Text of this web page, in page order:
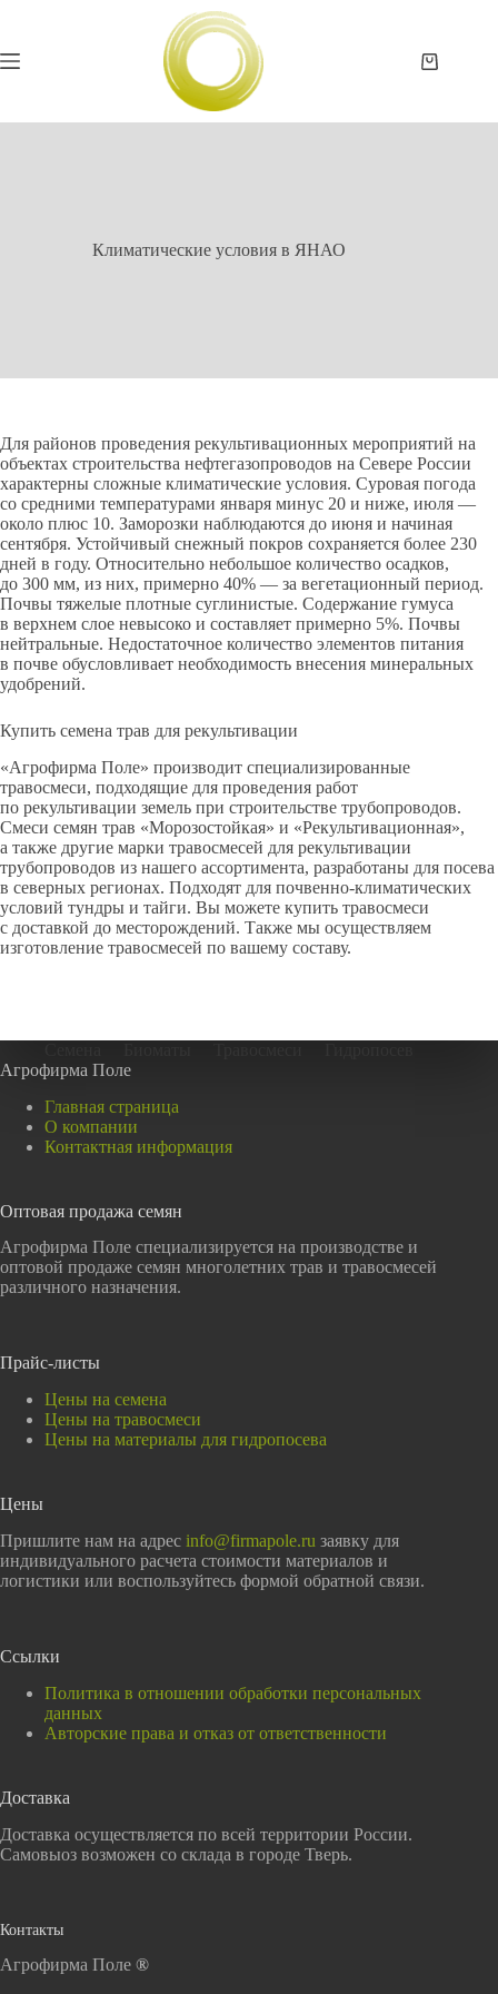
Корзина
Климатические условия в ЯНАО
Для районов проведения рекультивационных мероприятий на
объектах строительства нефтегазопроводов на Севере России
характерны сложные климатические условия. Суровая погода
со средними температурами января минус 20 и ниже, июля —
около плюс 10. Заморозки наблюдаются до июня и начиная
сентября. Устойчивый снежный покров сохраняется более 230
дней в году. Относительно небольшое количество осадков,
до 300 мм, из них, примерно 40% — за вегетационный период.
Почвы тяжелые плотные суглинистые. Содержание гумуса
в верхнем слое невысоко и составляет примерно 5%. Почвы
нейтральные. Недостаточное количество элементов питания
в почве обусловливает необходимость внесения минеральных
удобрений.
Купить семена трав для рекультивации
«Агрофирма Поле» производит специализированные
травосмеси, подходящие для проведения работ
по рекультивации земель при строительстве трубопроводов.
Смеси семян трав «Морозостойкая» и «Рекультивационная»,
а также другие марки травосмесей для рекультивации
трубопроводов из нашего ассортимента, разработаны для посева
в северных регионах. Подходят для почвенно-климатических
условий тундры и тайги. Вы можете купить травосмеси
с доставкой до месторождений. Также мы осуществляем
изготовление травосмесей по вашему составу.
Агрофирма Поле
Главная страница
О компании
Контактная информация
Оптовая продажа семян
Агрофирма Поле специализируется на производстве и
оптовой продаже семян многолетних трав и травосмесей
различного назначения.
Прайс-листы
Цены на семена
Цены на травосмеси
Цены на материалы для гидропосева
Цены
Пришлите нам на адрес info@firmapole.ru заявку для
индивидуального расчета стоимости материалов и
логистики или воспользуйтесь формой обратной связи.
Ссылки
Политика в отношении обработки персональных
данных
Авторские права и отказ от ответственности
Доставка
Доставка осуществляется по всей территории России.
Самовыоз возможен со склада в городе Тверь.
Контакты
Агрофирма Поле ®